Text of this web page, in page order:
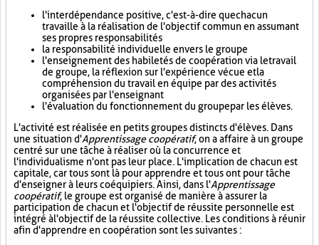
l'interdépendance positive, c'est-à-dire que chacun
travaille à la réalisation de l'objectif commun en assumant
ses propres responsabilités
la responsabilité individuelle envers le groupe
l'enseignement des habiletés de coopération via le travail
de groupe, la réflexion sur l'expérience vécue et la
compréhension du travail en équipe par des activités
organisées par l'enseignant
l'évaluation du fonctionnement du groupe par les élèves.
L'activité est réalisée en petits groupes distincts d'élèves. Dans
une situation d'Apprentissage coopératif, on a affaire à un groupe
centré sur une tâche à réaliser où la concurrence et
l'individualisme n'ont pas leur place. L'implication de chacun est
capitale, car tous sont là pour apprendre et tous ont pour tâche
d'enseigner à leurs coéquipiers. Ainsi, dans l'Apprentissage
coopératif, le groupe est organisé de manière à assurer la
participation de chacun et l'objectif de réussite personnelle est
intégré à l'objectif de la réussite collective. Les conditions à réunir
afin d'apprendre en coopération sont les suivantes :